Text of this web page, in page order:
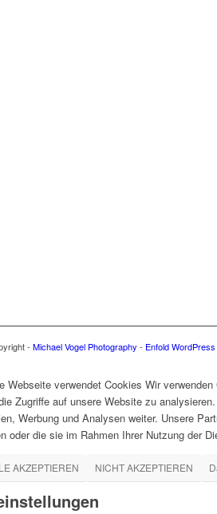
- Michael Vogel Photography - Enfold
Webseite verwendet Cookies Wir
Zugriffe auf unsere Website zu
Werbung und Analysen weiter. Unsere
oder die sie im Rahmen Ihrer Nutzung der
AKZEPTIEREN NICHT AKZEPTIEREN